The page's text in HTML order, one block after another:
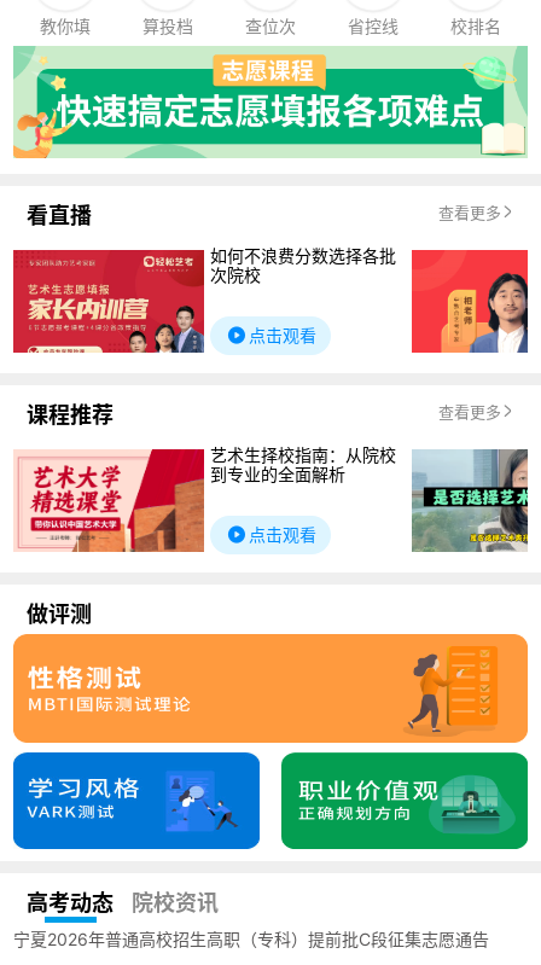
教你填 算投档 查位次 省控线 校排名
看直播 查看更多
如何不浪费分数选择各批
次院校
点击观看
课程推荐 查看更多
艺术生择校指南：从院校
到专业的全面解析
点击观看
做评测
高考动态 院校资讯
宁夏2026年普通高校招生高职（专科）提前批C段征集志愿通告